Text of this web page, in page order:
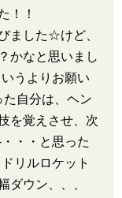
！！
ました☆けど、
かなと思いまし
うよりお願い
自分は、ヘン
を覚えさせ、次
・・と思った
リルロケット
ダウン、、、